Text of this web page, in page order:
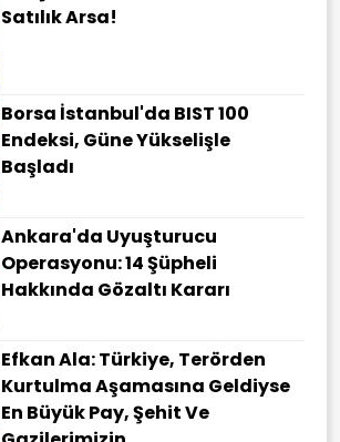
Satılık Arsa!
Borsa İstanbul'da BIST 100
Endeksi, Güne Yükselişle
Başladı
Ankara'da Uyuşturucu
Operasyonu: 14 Şüpheli
Hakkında Gözaltı Kararı
Efkan Ala: Türkiye, Terörden
Kurtulma Aşamasına Geldiyse
En Büyük Pay, Şehit Ve